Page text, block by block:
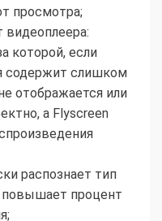
просмотра;
видеоплеера:
которой, если
содержит слишком
отображается или
а Flyscreen
распознает тип
повышает процент